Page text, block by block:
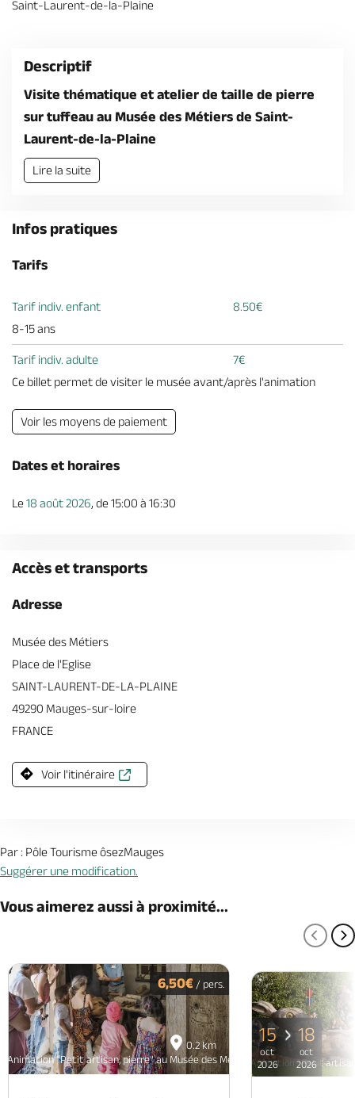
Billetterie en ligne
Brochures & Cartes Offices de tourisme Comment venir ? Ecrivez-nous
Saint-Laurent-de-la-Plaine
Descriptif
Visite thématique et atelier de taille de pierre
sur tuffeau au Musée des Métiers de Saint-
Laurent-de-la-Plaine
Lire la suite
Infos pratiques
Tarifs
Tarif indiv. enfant
8.50€
8-15 ans
Tarif indiv. adulte
7€
Ce billet permet de visiter le musée avant/après l'animation
Voir les moyens de paiement
Dates et horaires
Le18 août 2026, de 15:00 à 16:30
Accès et transports
Adresse
Musée des Métiers
Place de l'Eglise
SAINT-LAURENT-DE-LA-PLAINE
49290 Mauges-sur-loire
FRANCE
Voir l'itinéraire
Par : Pôle Tourisme ôsezMauges
Suggérer une modification.
Vous aimerez aussi à proximité...
0.2 km
Animation "Petit artisan, pierre" au Musée des Métiers
6,50€ / pers.
Animation "Petit
15
oct
2026
18
oct
2026